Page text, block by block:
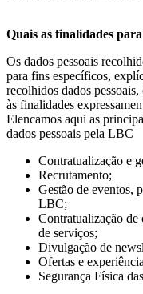
Quais as finalidades
Os dados pessoais
para fins específicos,
recolhidos dados
às finalidades
Elencamos aqui as
dados pessoais pela LBC
Contratualização e
Recrutamento;
Gestão de eventos,
LBC;
Contratualização de
de serviços;
Divulgação de
Ofertas e
Segurança Física